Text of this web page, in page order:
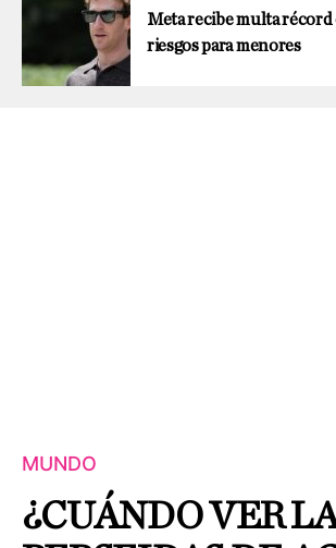
Meta recibe multa récord
riesgos para menores
MUNDO
¿CUÁNDO VER